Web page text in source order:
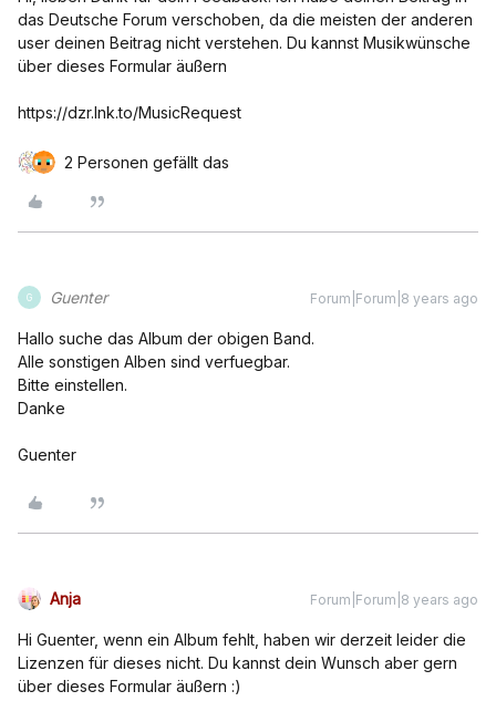
das Deutsche Forum verschoben, da die meisten der anderen
user deinen Beitrag nicht verstehen. Du kannst Musikwünsche
über dieses Formular äußern
https://dzr.lnk.to/MusicRequest
2 Personen gefällt das
G Guenter Forum|Forum|8 years ago
Hallo suche das Album der obigen Band.
Alle sonstigen Alben sind verfuegbar.
Bitte einstellen.
Danke
Guenter
Anja Forum|Forum|8 years ago
Hi Guenter, wenn ein Album fehlt, haben wir derzeit leider die
Lizenzen für dieses nicht. Du kannst dein Wunsch aber gern
über dieses Formular äußern :)